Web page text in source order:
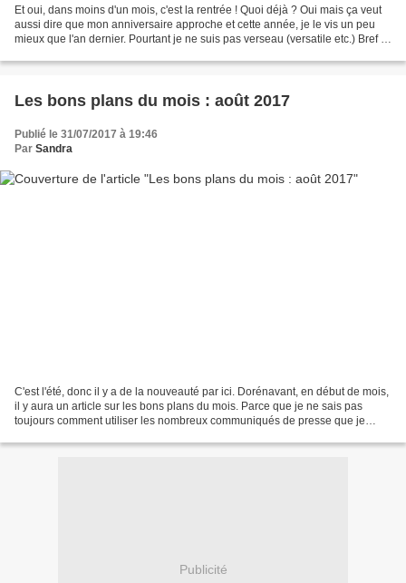
Et oui, dans moins d'un mois, c'est la rentrée ! Quoi déjà ? Oui mais ça veut
aussi dire que mon anniversaire approche et cette année, je le vis un peu
mieux que l'an dernier. Pourtant je ne suis pas verseau (versatile etc.) Bref !
Les bons plans du mois : août 2017
Publié le 31/07/2017 à 19:46
Par Sandra
C'est l'été, donc il y a de la nouveauté par ici. Dorénavant, en début de mois,
il y aura un article sur les bons plans du mois. Parce que je ne sais pas
toujours comment utiliser les nombreux communiqués de presse que je
Publicité